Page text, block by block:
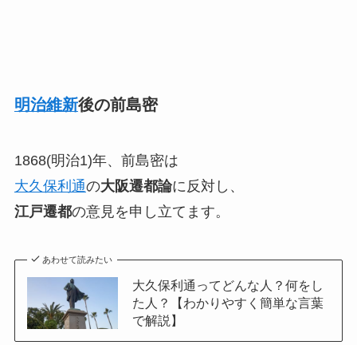
明治維新後の前島密
1868(明治1)年、前島密は
大久保利通の大阪遷都論に反対し、
江戸遷都の意見を申し立てます。
あわせて読みたい
大久保利通ってどんな人？何をし
た人？【わかりやすく簡単な言葉
で解説】